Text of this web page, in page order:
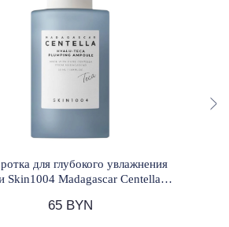
для глубокого увлажнения
Skin1004 Madagascar Centella
65 BYN